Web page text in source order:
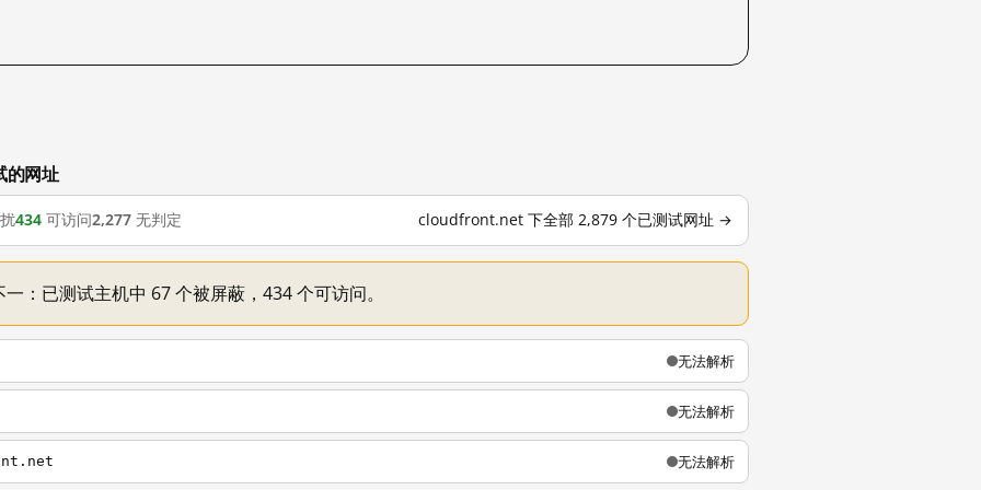
网址
434 可访问2,277 无判定 cloudfront.net 下全部 2,879 个已测试网址 →
：已测试主机中 67 个被屏蔽，434 个可访问。
无法解析
无法解析
无法解析